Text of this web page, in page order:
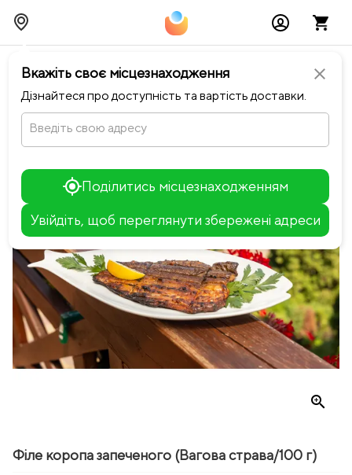
close
Вкажіть своє місцезнаходження
Дізнайтеся про доступність та вартість доставки.
Введіть свою адресу
Поділитись місцезнаходженням
Увійдіть, щоб переглянути збережені адреси
+
−
chevron_leftПовернутися до Хутір
zoom_in
Філе коропа запеченого (Вагова страва/100 г)